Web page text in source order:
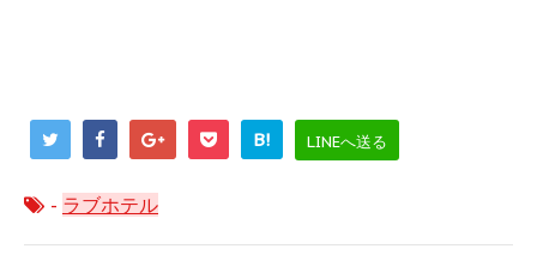
B! LINEへ送る
- ラブホテル